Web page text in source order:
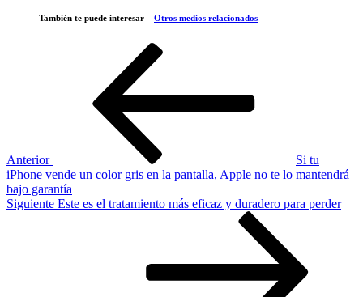
También te puede interesar – Otros medios relacionados
Anterior
Si tu
iPhone vende un color gris en la pantalla, Apple no te lo mantendrá
bajo garantía
Siguiente
Siguiente Este es el tratamiento más eficaz y duradero para perder